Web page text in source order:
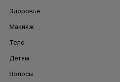
Здоровье
Макияж
Тело
Детям
Волосы